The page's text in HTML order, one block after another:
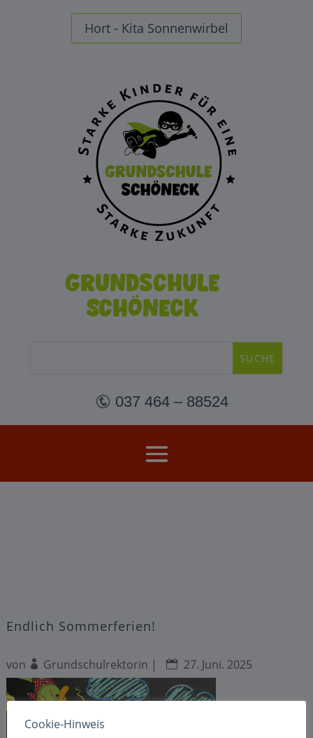
Hort - Kita Sonnenwirbel
Grundschule
Schöneck
 037 464 – 88524
Endlich Sommerferien!
von Grundschulrektorin | 27. Juni. 2025
Cookie-Hinweis